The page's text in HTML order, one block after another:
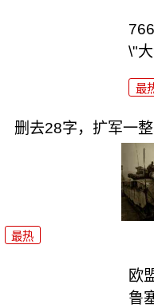
\"
最
删去28字，扩军一
最热
欧
鲁